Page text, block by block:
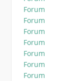
Forum
Forum
Forum
Forum
Forum
Forum
Forum